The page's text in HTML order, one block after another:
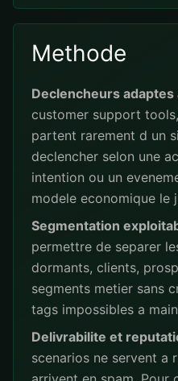
Methode
Declencheurs
customer support
partent rarement d un
declencher selon une
intention ou un
modele economique le
Segmentation
permettre de separer
dormants, clients,
segments metier sans
tags impossibles a
Delivrabilite et
scenarios ne servent a